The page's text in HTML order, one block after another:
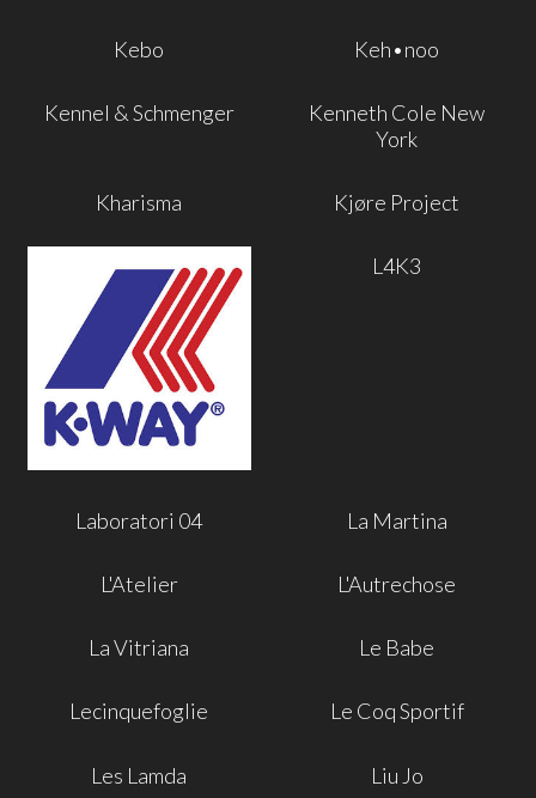
Kebo Keh•noo
Kennel & Schmenger
Kenneth Cole New
York
Kharisma Kjøre Project
L4K3
Laboratori 04 La Martina
L'Atelier L'Autrechose
La Vitriana Le Babe
Lecinquefoglie Le Coq Sportif
Les Lamda Liu Jo